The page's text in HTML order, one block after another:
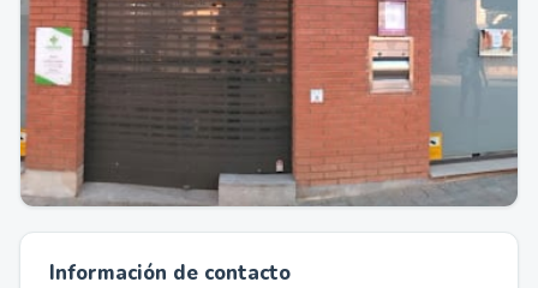
Información de contacto